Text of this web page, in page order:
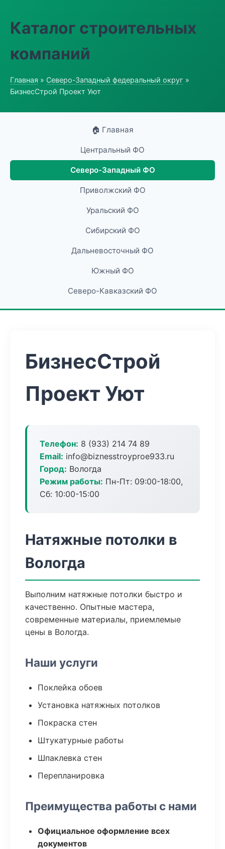
Каталог строительных
компаний
Главная » Северо-Западный федеральный округ »
БизнесСтрой Проект Уют
🏠 Главная
Центральный ФО
Северо-Западный ФО
Приволжский ФО
Уральский ФО
Сибирский ФО
Дальневосточный ФО
Южный ФО
Северо-Кавказский ФО
БизнесСтрой
Проект Уют
Телефон: 8 (933) 214 74 89
Email: info@biznesstroyproe933.ru
Город: Вологда
Режим работы: Пн-Пт: 09:00-18:00,
Сб: 10:00-15:00
Натяжные потолки в
Вологда
Выполним натяжные потолки быстро и
качественно. Опытные мастера,
современные материалы, приемлемые
цены в Вологда.
Наши услуги
Поклейка обоев
Установка натяжных потолков
Покраска стен
Штукатурные работы
Шпаклевка стен
Перепланировка
Преимущества работы с нами
Официальное оформление всех
документов